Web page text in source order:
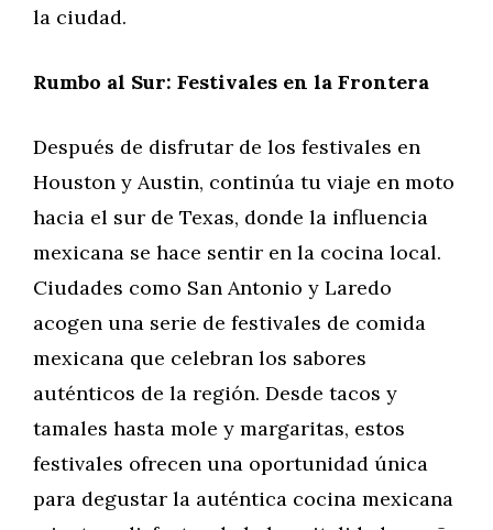
la ciudad.
Rumbo al Sur: Festivales en la Frontera
Después de disfrutar de los festivales en
Houston y Austin, continúa tu viaje en moto
hacia el sur de Texas, donde la influencia
mexicana se hace sentir en la cocina local.
Ciudades como San Antonio y Laredo
acogen una serie de festivales de comida
mexicana que celebran los sabores
auténticos de la región. Desde tacos y
tamales hasta mole y margaritas, estos
festivales ofrecen una oportunidad única
para degustar la auténtica cocina mexicana